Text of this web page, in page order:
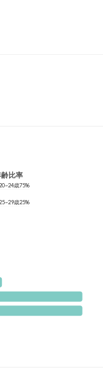
比率
20~24歳75%
25~29歳25%